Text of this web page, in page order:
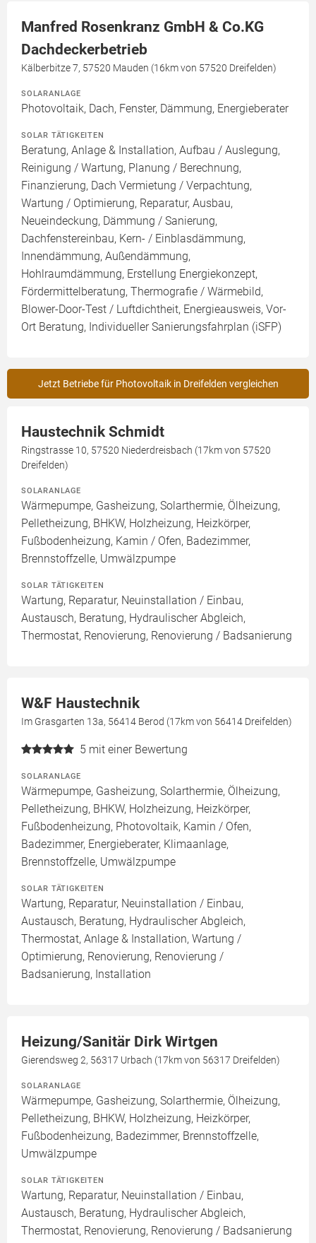
Manfred Rosenkranz GmbH & Co.KG
Dachdeckerbetrieb
Kälberbitze 7, 57520 Mauden (16km von 57520 Dreifelden)
SOLARANLAGE
Photovoltaik, Dach, Fenster, Dämmung, Energieberater
SOLAR TÄTIGKEITEN
Beratung, Anlage & Installation, Aufbau / Auslegung,
Reinigung / Wartung, Planung / Berechnung,
Finanzierung, Dach Vermietung / Verpachtung,
Wartung / Optimierung, Reparatur, Ausbau,
Neueindeckung, Dämmung / Sanierung,
Dachfenstereinbau, Kern- / Einblasdämmung,
Innendämmung, Außendämmung,
Hohlraumdämmung, Erstellung Energiekonzept,
Fördermittelberatung, Thermografie / Wärmebild,
Blower-Door-Test / Luftdichtheit, Energieausweis, Vor-
Ort Beratung, Individueller Sanierungsfahrplan (iSFP)
Jetzt Betriebe für Photovoltaik in Dreifelden vergleichen
Haustechnik Schmidt
Ringstrasse 10, 57520 Niederdreisbach (17km von 57520
Dreifelden)
SOLARANLAGE
Wärmepumpe, Gasheizung, Solarthermie, Ölheizung,
Pelletheizung, BHKW, Holzheizung, Heizkörper,
Fußbodenheizung, Kamin / Ofen, Badezimmer,
Brennstoffzelle, Umwälzpumpe
SOLAR TÄTIGKEITEN
Wartung, Reparatur, Neuinstallation / Einbau,
Austausch, Beratung, Hydraulischer Abgleich,
Thermostat, Renovierung, Renovierung / Badsanierung
W&F Haustechnik
Im Grasgarten 13a, 56414 Berod (17km von 56414 Dreifelden)
5 mit einer Bewertung
SOLARANLAGE
Wärmepumpe, Gasheizung, Solarthermie, Ölheizung,
Pelletheizung, BHKW, Holzheizung, Heizkörper,
Fußbodenheizung, Photovoltaik, Kamin / Ofen,
Badezimmer, Energieberater, Klimaanlage,
Brennstoffzelle, Umwälzpumpe
SOLAR TÄTIGKEITEN
Wartung, Reparatur, Neuinstallation / Einbau,
Austausch, Beratung, Hydraulischer Abgleich,
Thermostat, Anlage & Installation, Wartung /
Optimierung, Renovierung, Renovierung /
Badsanierung, Installation
Heizung/Sanitär Dirk Wirtgen
Gierendsweg 2, 56317 Urbach (17km von 56317 Dreifelden)
SOLARANLAGE
Wärmepumpe, Gasheizung, Solarthermie, Ölheizung,
Pelletheizung, BHKW, Holzheizung, Heizkörper,
Fußbodenheizung, Badezimmer, Brennstoffzelle,
Umwälzpumpe
SOLAR TÄTIGKEITEN
Wartung, Reparatur, Neuinstallation / Einbau,
Austausch, Beratung, Hydraulischer Abgleich,
Thermostat, Renovierung, Renovierung / Badsanierung